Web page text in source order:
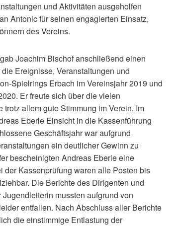
und Aktivitäten ausgeholfen
Antonic für seinen engagierten Einsatz,
des Vereins.
Joachim Bischof anschließend einen
Ereignisse, Veranstaltungen und
Spielrings Erbach im Vereinsjahr 2019 und
Er freute sich über die vielen
allem gute Stimmung im Verein. Im
Eberle Einsicht in die Kassenführung
Geschäftsjahr war aufgrund
ein deutlicher Gewinn zu
bescheinigten Andreas Eberle eine
der Kassenprüfung waren alle Posten bis
Die Berichte des Dirigenten und
mussten aufgrund von
entfallen. Nach Abschluss aller Berichte
die einstimmige Entlastung der